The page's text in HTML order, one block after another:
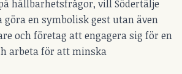
hållbarhetsfrågor, vill Södertälje
en symbolisk gest utan även
och företag att engagera sig för en
arbeta för att minska